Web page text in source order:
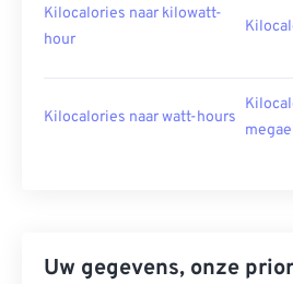
Kilocalories naar kilowatt-
hour
Kilocalories naar watt-hours
Uw gegevens, onze